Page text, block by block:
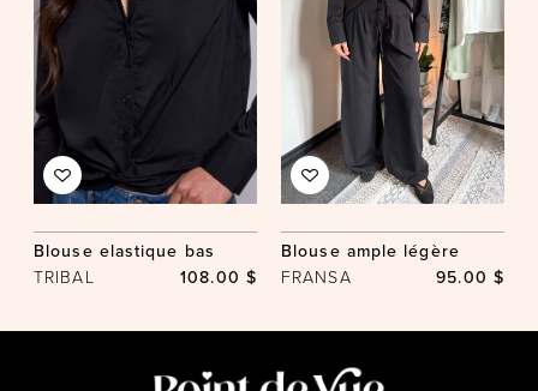
Blouse elastique bas
TRIBAL 108.00 $
Blouse ample légère
FRANSA 95.00 $